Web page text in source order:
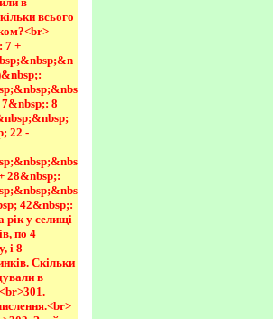
всього
7 +
8
22 -
28&nbsp;:
42&nbsp;:
рік у селищі
по 4
і 8
Скільки
в